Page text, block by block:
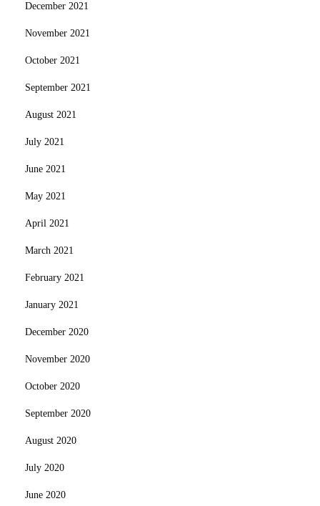
December 2021
November 2021
October 2021
September 2021
August 2021
July 2021
June 2021
May 2021
April 2021
March 2021
February 2021
January 2021
December 2020
November 2020
October 2020
September 2020
August 2020
July 2020
June 2020